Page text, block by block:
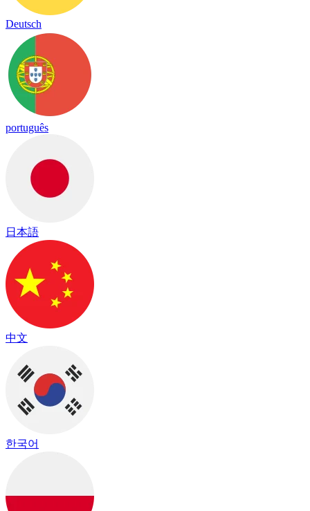
Deutsch
português
日本語
中文
한국어